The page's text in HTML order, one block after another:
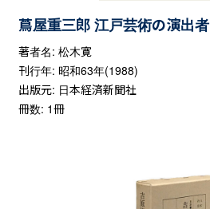
蔦屋重三郎 江戸芸術の演出者
著者名: 松木寛
刊行年: 昭和63年(1988)
出版元: 日本経済新聞社
冊数: 1冊